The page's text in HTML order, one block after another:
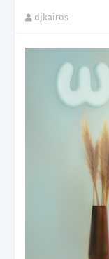
djkairos